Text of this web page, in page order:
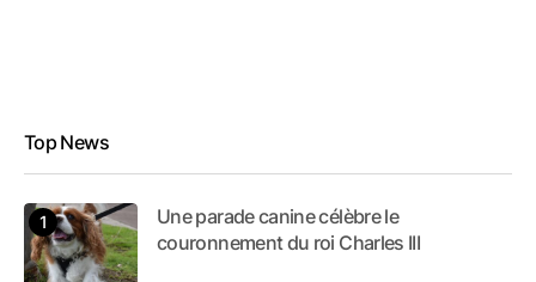
Top News
Une parade canine célèbre le
couronnement du roi Charles III